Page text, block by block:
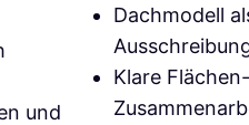
und
Dachmodell
Klare